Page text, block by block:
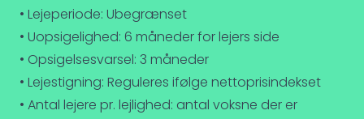
• Lejeperiode: Ubegrænset
• Uopsigelighed: 6 måneder for lejers side
• Opsigelsesvarsel: 3 måneder
• Lejestigning: Reguleres ifølge nettoprisindekset
• Antal lejere pr. lejlighed: antal voksne der er